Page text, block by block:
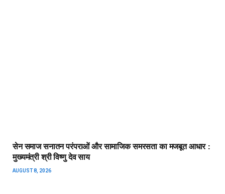
सेन समाज सनातन परंपराओं और सामाजिक समरसता का मजबूत आधार :
मुख्यमंत्री श्री विष्णु देव साय
AUGUST 8, 2026